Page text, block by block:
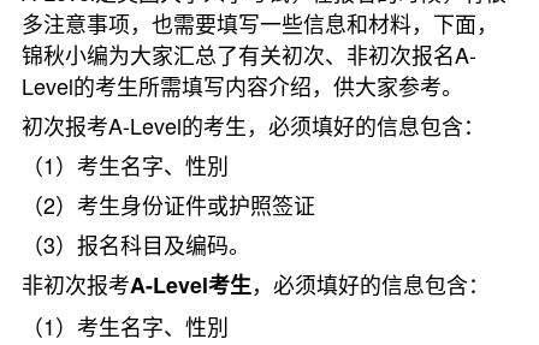
多注意事项，也需要填写一些信息和材料，下面，
锦秋小编为大家汇总了有关初次、非初次报名A-
Level的考生所需填写内容介绍，供大家参考。
初次报考A-Level的考生，必须填好的信息包含：
（1）考生名字、性別
（2）考生身份证件或护照签证
（3）报名科目及编码。
非初次报考A-Level考生，必须填好的信息包含：
（1）考生名字、性別